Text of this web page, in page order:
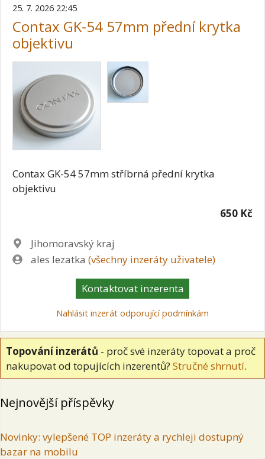
25. 7. 2026 22:45
Contax GK-54 57mm přední krytka
objektivu
Contax GK-54 57mm stříbrná přední krytka
objektivu
650 Kč
Lokalita
Jihomoravský kraj
Zadavatel
ales lezatka (všechny inzeráty uživatele)
Kontaktovat inzerenta
Nahlásit inzerát odporující podmínkám
Topování inzerátů - proč své inzeráty topovat a proč
nakupovat od topujících inzerentů? Stručné shrnutí.
Nejnovější příspěvky
Novinky: vylepšené TOP inzeráty a rychleji dostupný
bazar na mobilu